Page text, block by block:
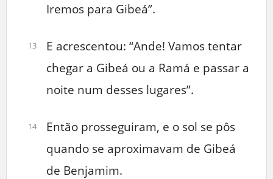
Iremos para Gibeá”.
13
E acrescentou: “Ande! Vamos tentar
chegar a Gibeá ou a Ramá e passar a
noite num desses lugares”.
14
Então prosseguiram, e o sol se pôs
quando se aproximavam de Gibeá
de Benjamim.